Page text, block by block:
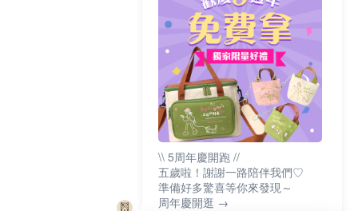
\\ 5周年慶開跑 //
五歲啦！謝謝一路陪伴我們♡
準備好多驚喜等你來發現～
周年慶開逛 →